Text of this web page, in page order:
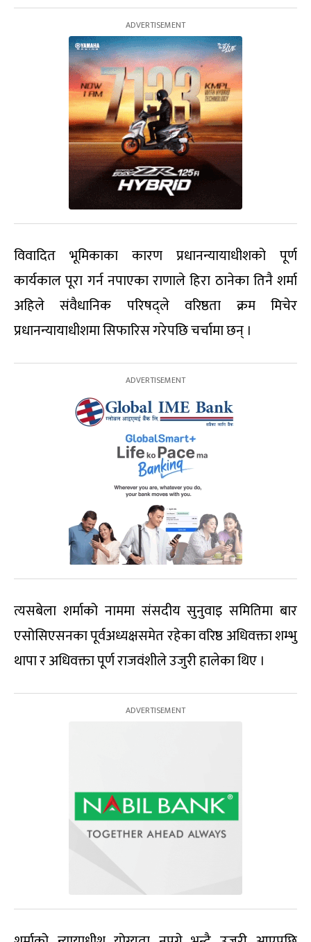
विवादित भूमिकाका कारण प्रधानन्यायाधीशको पूर्ण
कार्यकाल पूरा गर्न नपाएका राणाले हिरा ठानेका तिनै शर्मा
अहिले संवैधानिक परिषद्ले वरिष्ठता क्रम मिचेर
प्रधानन्यायाधीशमा सिफारिस गरेपछि चर्चामा छन् ।
त्यसबेला शर्माको नाममा संसदीय सुनुवाइ समितिमा बार
एसोसिएसनका पूर्वअध्यक्षसमेत रहेका वरिष्ठ अधिवक्ता शम्भु
थापा र अधिवक्ता पूर्ण राजवंशीले उजुरी हालेका थिए ।